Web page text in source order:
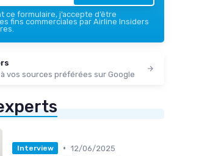
ce formulaire, j’accepte d’être
fins commerciales par Airline Insiders
vos sources préférées sur Google
Interview • 12/06/2025